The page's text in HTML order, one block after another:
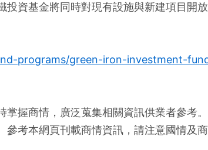
資基金將同時對現有設施與新建項目開
programs/green-iron-investment-
掌握商情，廣泛蒐集相關資訊供業者參考
考本網頁刊載商情資訊，請注意國情及